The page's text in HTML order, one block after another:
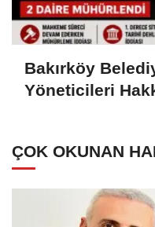
Bakırköy
Yöneticileri
ÇOK OKUNAN